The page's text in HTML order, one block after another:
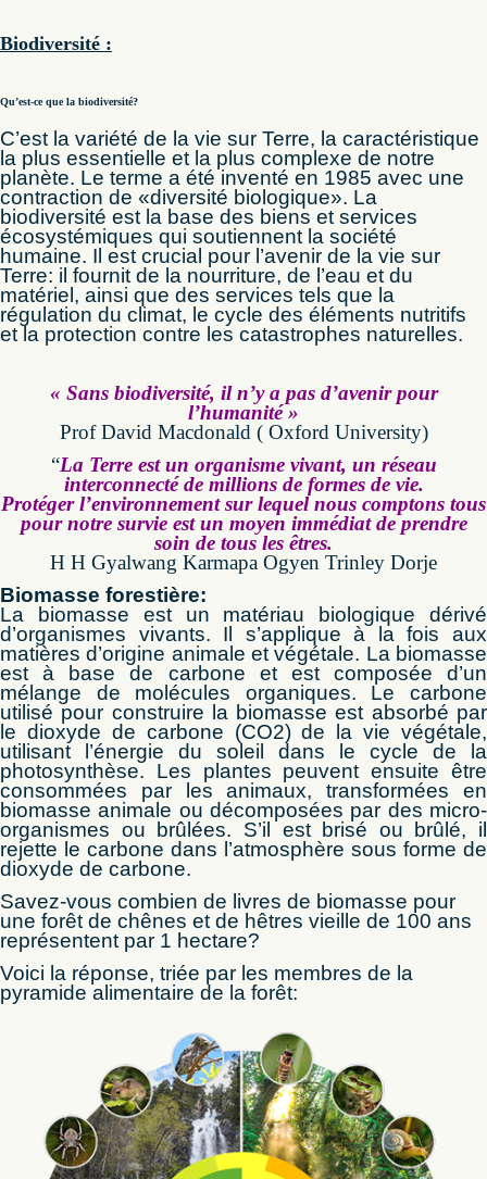
Biodiversité :
Qu’est-ce que la biodiversité?
C’est la variété de la vie sur Terre, la caractéristique
la plus essentielle et la plus complexe de notre
planète. Le terme a été inventé en 1985 avec une
contraction de «diversité biologique». La
biodiversité est la base des biens et services
écosystémiques qui soutiennent la société
humaine. Il est crucial pour l’avenir de la vie sur
Terre: il fournit de la nourriture, de l’eau et du
matériel, ainsi que des services tels que la
régulation du climat, le cycle des éléments nutritifs
et la protection contre les catastrophes naturelles.
« Sans biodiversité, il n’y a pas d’avenir pour
l’humanité »
Prof David Macdonald ( Oxford University)
“La Terre est un organisme vivant, un réseau
interconnecté de millions de formes de vie.
Protéger l’environnement sur lequel nous comptons tous
pour notre survie est un moyen immédiat de prendre
soin de tous les êtres.
H H Gyalwang Karmapa Ogyen Trinley Dorje
Biomasse forestière:
La biomasse est un matériau biologique dérivé
d’organismes vivants. Il s’applique à la fois aux
matières d’origine animale et végétale. La biomasse
est à base de carbone et est composée d’un
mélange de molécules organiques. Le carbone
utilisé pour construire la biomasse est absorbé par
le dioxyde de carbone (CO2) de la vie végétale,
utilisant l’énergie du soleil dans le cycle de la
photosynthèse. Les plantes peuvent ensuite être
consommées par les animaux, transformées en
biomasse animale ou décomposées par des micro-
organismes ou brûlées. S’il est brisé ou brûlé, il
rejette le carbone dans l’atmosphère sous forme de
dioxyde de carbone.
Savez-vous combien de livres de biomasse pour
une forêt de chênes et de hêtres vieille de 100 ans
représentent par 1 hectare?
Voici la réponse, triée par les membres de la
pyramide alimentaire de la forêt: